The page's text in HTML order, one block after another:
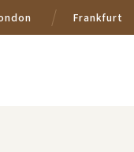
Frankfurt